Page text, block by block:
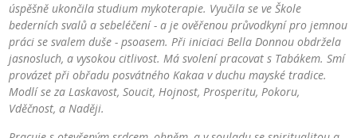
úspěšně ukončila studium mykoterapie. Vyučila se ve Škole
bederních svalů a sebeléčení - a je ověřenou průvodkyní pro jemnou
práci se svalem duše - psoasem. Při iniciaci Bella Donnou obdržela
jasnosluch, a vysokou citlivost. Má svolení pracovat s Tabákem. Smí
provázet při obřadu posvátného Kakaa v duchu mayské tradice.
Modlí se za Laskavost, Soucit, Hojnost, Prosperitu, Pokoru,
Vděčnost, a Naději.